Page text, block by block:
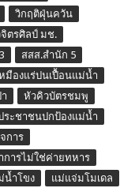
วิกฤติฝุ่นควัน
ตรศิลป์ มช.
สสส.สำนัก 5
มืองแร่ปนเปื้อนแม่น้ำ
หัวคิวบัตรชมพู
ระชาชนปกป้องแม่น้ำ
การ
การไม่ใช่ค่ายทหาร
น้ำโขง แม่แจ่มโมเดล